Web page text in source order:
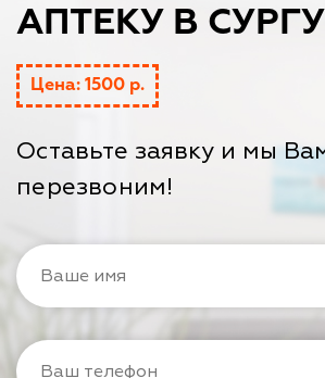
АПТЕКУ В
Цена: 1500 р.
Оставьте заявку и мы
перезвоним!